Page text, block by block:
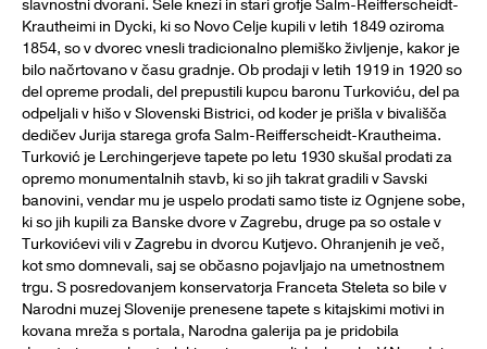
slavnostni dvorani. Šele knezi in stari grofje Salm-Reifferscheidt-
Krautheimi in Dycki, ki so Novo Celje kupili v letih 1849 oziroma
1854, so v dvorec vnesli tradicionalno plemiško življenje, kakor je
bilo načrtovano v času gradnje. Ob prodaji v letih 1919 in 1920 so
del opreme prodali, del prepustili kupcu baronu Turkoviću, del pa
odpeljali v hišo v Slovenski Bistrici, od koder je prišla v bivališča
dedičev Jurija starega grofa Salm-Reifferscheidt-Krautheima.
Turković je Lerchingerjeve tapete po letu 1930 skušal prodati za
opremo monumentalnih stavb, ki so jih takrat gradili v Savski
banovini, vendar mu je uspelo prodati samo tiste iz Ognjene sobe,
ki so jih kupili za Banske dvore v Zagrebu, druge pa so ostale v
Turkovićevi vili v Zagrebu in dvorcu Kutjevo. Ohranjenih je več,
kot smo domnevali, saj se občasno pojavljajo na umetnostnem
trgu. S posredovanjem konservatorja Franceta Steleta so bile v
Narodni muzej Slovenije prenesene tapete s kitajskimi motivi in
kovana mreža s portala, Narodna galerija pa je pridobila